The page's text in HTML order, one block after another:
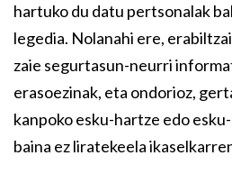
hartuko du datu pertsonalak
legedia. Nolanahi ere,
zaie segurtasun-neurri
erasoezinak, eta ondorioz,
kanpoko esku-hartze edo
baina ez liratekeela